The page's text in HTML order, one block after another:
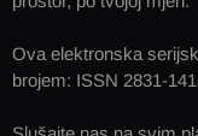
Ova elektronska
brojem: ISSN 2831-